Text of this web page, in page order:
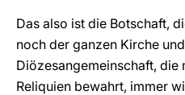
Das also ist die Botschaft,
noch der ganzen Kirche
Diözesangemeinschaft, die
Reliquien bewahrt, immer